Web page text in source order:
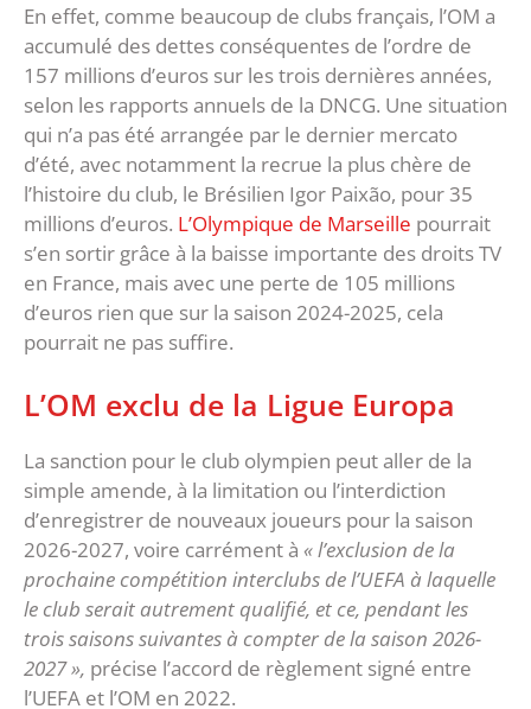
En effet, comme beaucoup de clubs français, l’OM a
accumulé des dettes conséquentes de l’ordre de
157 millions d’euros sur les trois dernières années,
selon les rapports annuels de la DNCG. Une situation
qui n’a pas été arrangée par le dernier mercato
d’été, avec notamment la recrue la plus chère de
l’histoire du club, le Brésilien Igor Paixão, pour 35
millions d’euros. L’Olympique de Marseille pourrait
s’en sortir grâce à la baisse importante des droits TV
en France, mais avec une perte de 105 millions
d’euros rien que sur la saison 2024-2025, cela
pourrait ne pas suffire.
L’OM exclu de la Ligue Europa
La sanction pour le club olympien peut aller de la
simple amende, à la limitation ou l’interdiction
d’enregistrer de nouveaux joueurs pour la saison
2026-2027, voire carrément à « l’exclusion de la
prochaine compétition interclubs de l’UEFA à laquelle
le club serait autrement qualifié, et ce, pendant les
trois saisons suivantes à compter de la saison 2026-
2027 », précise l’accord de règlement signé entre
l’UEFA et l’OM en 2022.